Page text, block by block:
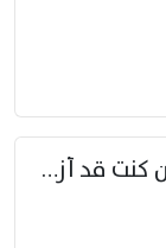
أفاطم مهلا بعض هذا التدلل … وإن كنت قد أزمعت صرمي فأجملي